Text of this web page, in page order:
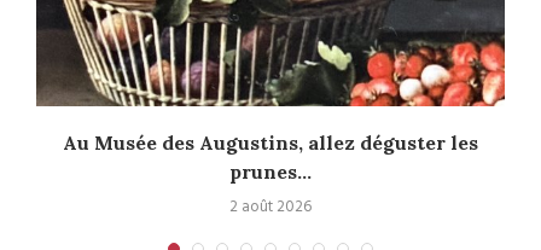
Au Musée des Augustins, allez déguster les
prunes...
2 août 2026